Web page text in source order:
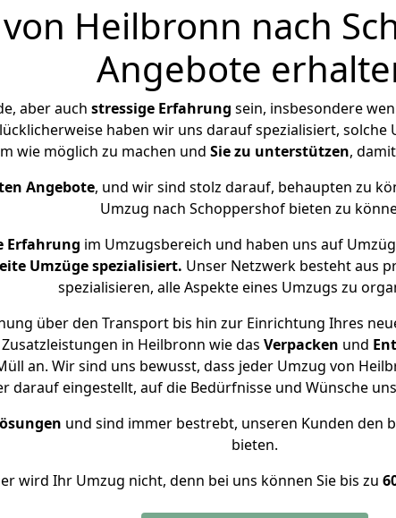
Heilbronn nach
Angebote
aber auch stressige Erfahrung sein, insbesondere
haben wir uns darauf spezialisiert,
wie möglich zu machen und Sie zu unterstützen,
Angebote, und wir sind stolz darauf, behaupten zu
Umzug nach Schoppershof bieten zu
Erfahrung im Umzugsbereich und haben uns auf
Umzüge spezialisiert. Unser Netzwerk besteht aus
spezialisieren, alle Aspekte eines Umzugs zu
über den Transport bis hin zur Einrichtung Ihres
in Heilbronn wie das Verpacken und
an. Wir sind uns bewusst, dass jeder Umzug von
darauf eingestellt, auf die Bedürfnisse und Wünsche
und sind immer bestrebt, unseren Kunden den
bieten.
wird Ihr Umzug nicht, denn bei uns können Sie bis zu